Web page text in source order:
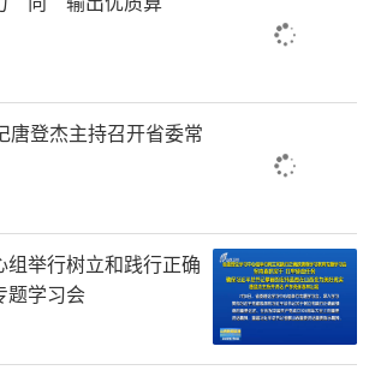
晋剧、蒲剧、民歌、剪纸等
圈粉无数。
论在进博会、文博会等国家级
，在各行各业丰富多彩的文旅
群众文化活动的方方面面都有
离不开非遗的助力。
，守正与创新——那些在山西这
上恣意生长、绵延千年的手
洗砥砺，在新时代里散发着熠
唐登杰主持召开省委常
举行树立和践行正确
题学习会